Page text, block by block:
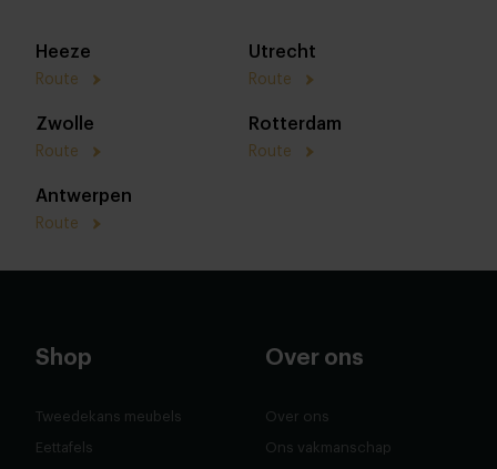
Heeze
Route
Utrecht
Route
Zwolle
Route
Rotterdam
Route
Antwerpen
Route
Shop
Tweedekans meubels
Eettafels
Over ons
Over ons
Ons vakmanschap